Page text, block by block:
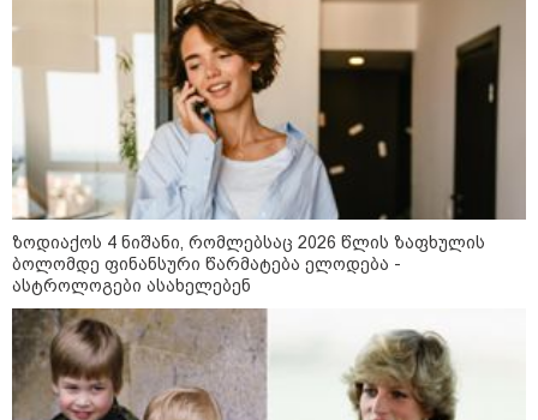
კატეგორიის ყველა სიახლე
ინფორმაციით, 9-11 აგვისტოს
საქართველოში მოსალოდნელია
დროგამოშვებით წვიმა
ვახტანგ კაპანაძე - დიახ, ომი
დაიწყო რუსეთმა და წერტილი!
ზოდიაქოს 4 ნიშანი, რომლებსაც 2026 წლის ზაფხულის
ბოლომდე ფინანსური წარმატება ელოდება -
ასტროლოგები ასახელებენ